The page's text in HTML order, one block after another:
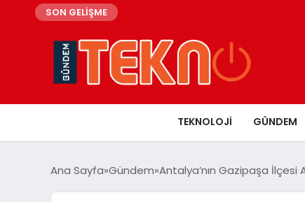
SON GELİŞME
TEKNOLOJI GÜNDEM
Ana Sayfa Gündem Antalya’nın Gazipaşa İlçesi